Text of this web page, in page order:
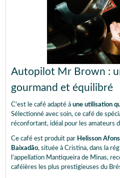
Autopilot Mr Brown :
gourmand et équilibré
C'est le café adapté à une utilisation
Sélectionné avec soin, ce café de
réconfortant, idéal pour les amateurs
Ce café est produit par Helisson
Baixadão, située à Cristina, dans la
l’appellation Mantiqueira de Minas,
caféières les plus prestigieuses du